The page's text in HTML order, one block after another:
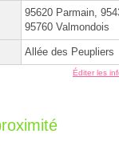
95620 Parmain,
95760 Valmondois
Allée des Peupliers
Éditer les